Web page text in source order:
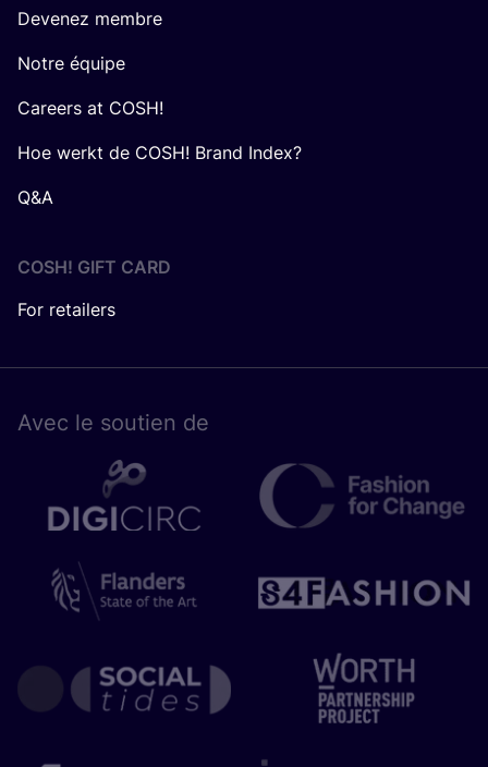
Devenez membre
Notre équipe
Careers at COSH!
Hoe werkt de COSH! Brand Index?
Q&A
COSH! GIFT CARD
For retailers
Avec le sou­tien de